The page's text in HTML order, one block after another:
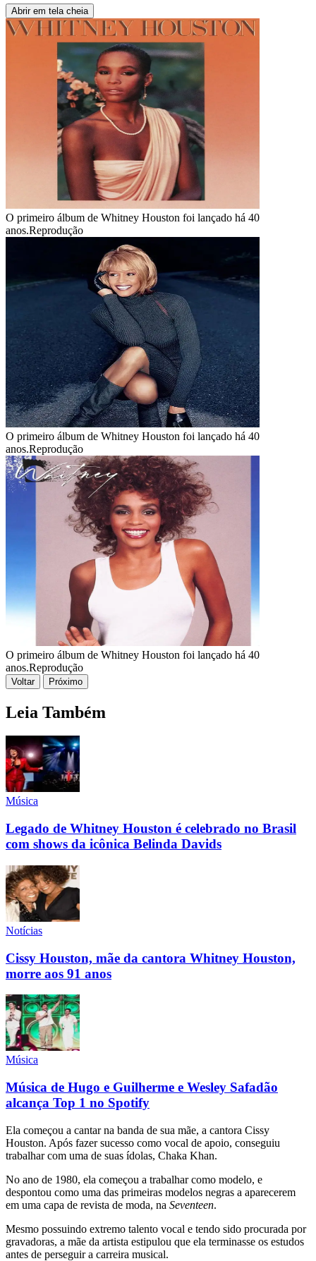
Abrir em tela cheia
O primeiro álbum de Whitney Houston foi lançado há 40
anos.Reprodução
O primeiro álbum de Whitney Houston foi lançado há 40
anos.Reprodução
O primeiro álbum de Whitney Houston foi lançado há 40
anos.Reprodução
Voltar Próximo
Leia Também
Música
Legado de Whitney Houston é celebrado no Brasil
com shows da icônica Belinda Davids
Notícias
Cissy Houston, mãe da cantora Whitney Houston,
morre aos 91 anos
Música
Música de Hugo e Guilherme e Wesley Safadão
alcança Top 1 no Spotify
Ela começou a cantar na banda de sua mãe, a cantora Cissy
Houston. Após fazer sucesso como vocal de apoio, conseguiu
trabalhar com uma de suas ídolas, Chaka Khan.
No ano de 1980, ela começou a trabalhar como modelo, e
despontou como uma das primeiras modelos negras a aparecerem
em uma capa de revista de moda, na Seventeen.
Mesmo possuindo extremo talento vocal e tendo sido procurada por
gravadoras, a mãe da artista estipulou que ela terminasse os estudos
antes de perseguir a carreira musical.